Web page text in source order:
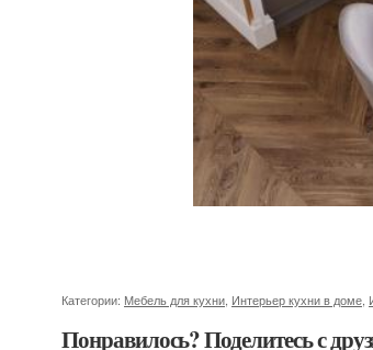
Категории: Мебель для кухни Интерьер кухни в доме
Понравилось? Поделитесь с